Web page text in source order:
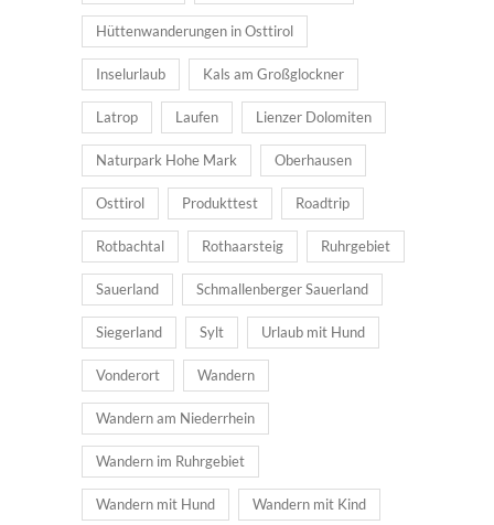
Hüttenwanderungen in Osttirol
Inselurlaub Kals am Großglockner
Latrop Laufen Lienzer Dolomiten
Naturpark Hohe Mark Oberhausen
Osttirol Produkttest Roadtrip
Rotbachtal Rothaarsteig Ruhrgebiet
Sauerland Schmallenberger Sauerland
Siegerland Sylt Urlaub mit Hund
Vonderort Wandern
Wandern am Niederrhein
Wandern im Ruhrgebiet
Wandern mit Hund Wandern mit Kind